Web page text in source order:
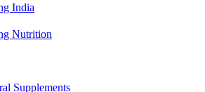
India
Nutrition
Supplements